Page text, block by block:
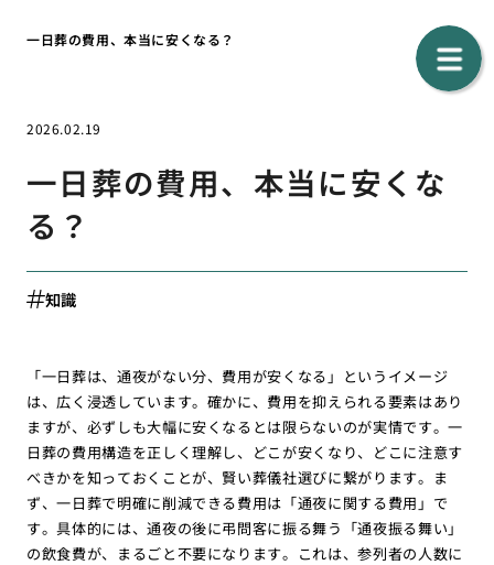
一日葬の費用、本当に安くなる？
2026.02.19
一日葬の費用、本当に安くな
る？
知識
「一日葬は、通夜がない分、費用が安くなる」というイメージ
は、広く浸透しています。確かに、費用を抑えられる要素はあり
ますが、必ずしも大幅に安くなるとは限らないのが実情です。一
日葬の費用構造を正しく理解し、どこが安くなり、どこに注意す
べきかを知っておくことが、賢い葬儀社選びに繋がります。ま
ず、一日葬で明確に削減できる費用は「通夜に関する費用」で
す。具体的には、通夜の後に弔問客に振る舞う「通夜振る舞い」
の飲食費が、まるごと不要になります。これは、参列者の人数に